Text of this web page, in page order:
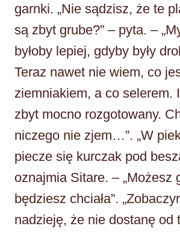
garnki. „Nie sądzisz, że te
są zbyt grube?” – pyta. –
byłoby lepiej, gdyby były
Teraz nawet nie wiem, co
ziemniakiem, a co selerem.
zbyt mocno rozgotowany.
niczego nie zjem…”. „W
piecze się kurczak pod
oznajmia Sitare. – „Możesz
będziesz chciała”.
nadzieję, że nie dostanę od